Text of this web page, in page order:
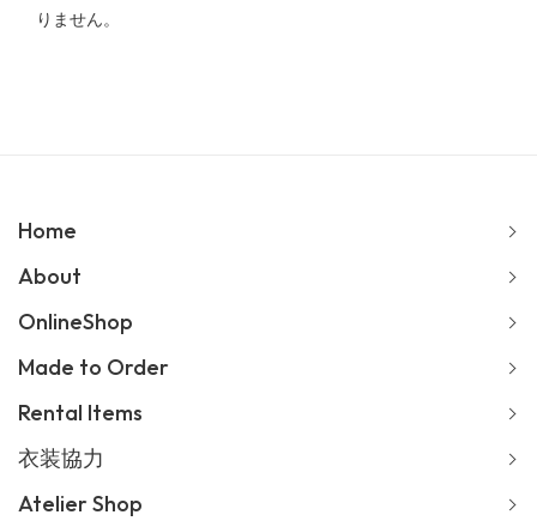
りません。
Home
About
OnlineShop
Made to Order
Rental Items
衣装協力
Atelier Shop